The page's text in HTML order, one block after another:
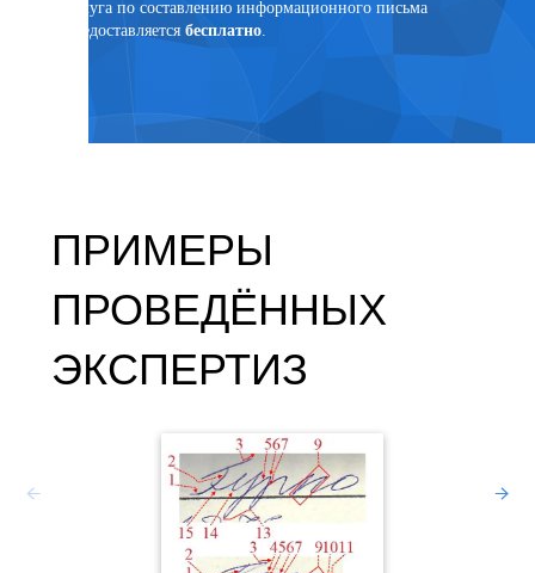
Услуга по составлению информационного письма
предоставляется бесплатно.
ПРИМЕРЫ
ПРОВЕДЁННЫХ
ЭКСПЕРТИЗ